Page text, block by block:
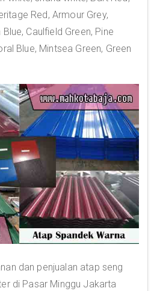
Red, Armour Grey,
Caulfield Green, Pine
Blue, Mintsea Green, Green
dan penjualan atap seng
di Pasar Minggu Jakarta